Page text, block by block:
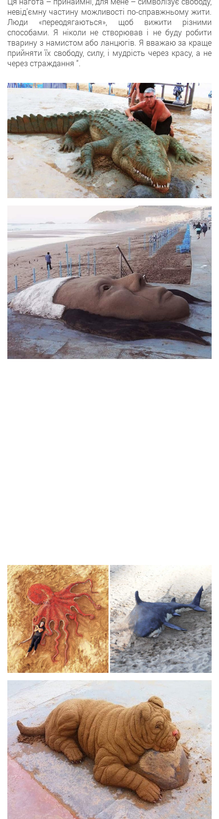
невід’ємну частину можливості по-справжньому жити.
Люди «переодягаються», щоб вижити різними
способами. Я ніколи не створював і не буду робити
тварину з намистом або ланцюгів. Я вважаю за краще
прийняти їх свободу, силу, і мудрість через красу, а не
через страждання “.